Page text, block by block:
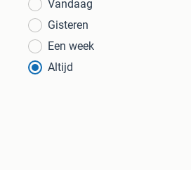
Vandaag
Gisteren
Een week
Altijd